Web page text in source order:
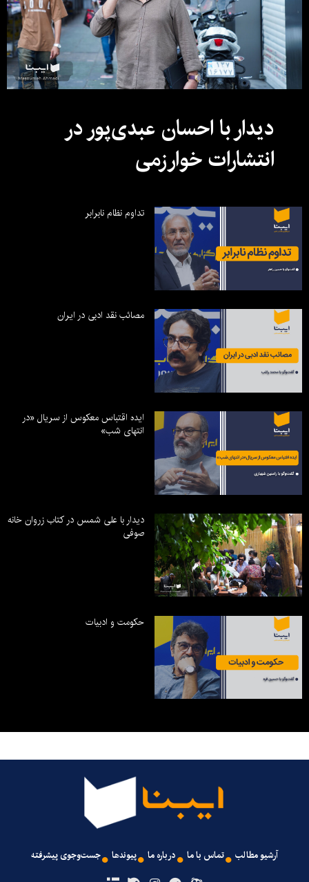
دیدار با احسان عبدی‌پور در
انتشارات خوارزمی
تداوم نظام نابرابر
مصائب نقد ادبی در ایران
ایده اقتباس معکوس از سریال «در
انتهای شب»
دیدار با علی شمس در کتاب زروان خانه
صوفی
حکومت و ادبیات
آرشیو مطالب تماس با ما درباره ما پیوندها جست‌وجوی پیشرفته